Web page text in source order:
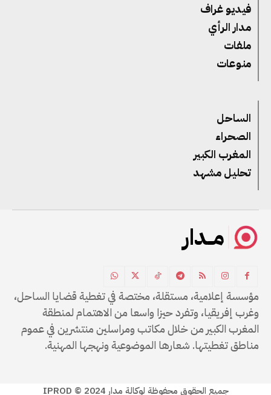
فيديو غراف
مدار الرأي
ملفات
منوعات
الساحل
الصحراء
المغرب الكبير
تحليل مشهد
مــدار
مؤسسة إعلامية، مستقلة، مختصة في تغطية قضايا الساحل،
وغرب إفريقيا، وتفرد حيزا واسعا من الاهتمام لمنطقة
المغرب الكبير من خلال مكاتب ومراسلين منتشرين في عموم
مناطق تغطيتها. شعارها الموضوعية ونهجها المهنية.
جميع الحقوق محفوظة لوكالة مدار IPROD © 2024